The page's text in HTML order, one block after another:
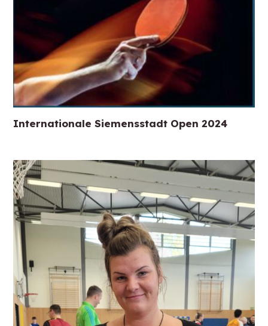
Internationale Siemensstadt Open 2024